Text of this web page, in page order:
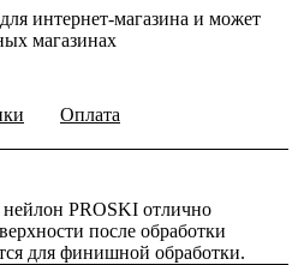
интернет-магазина и может
магазинах
Оплата
PROSKI отлично
после обработки
для финишной обработки.